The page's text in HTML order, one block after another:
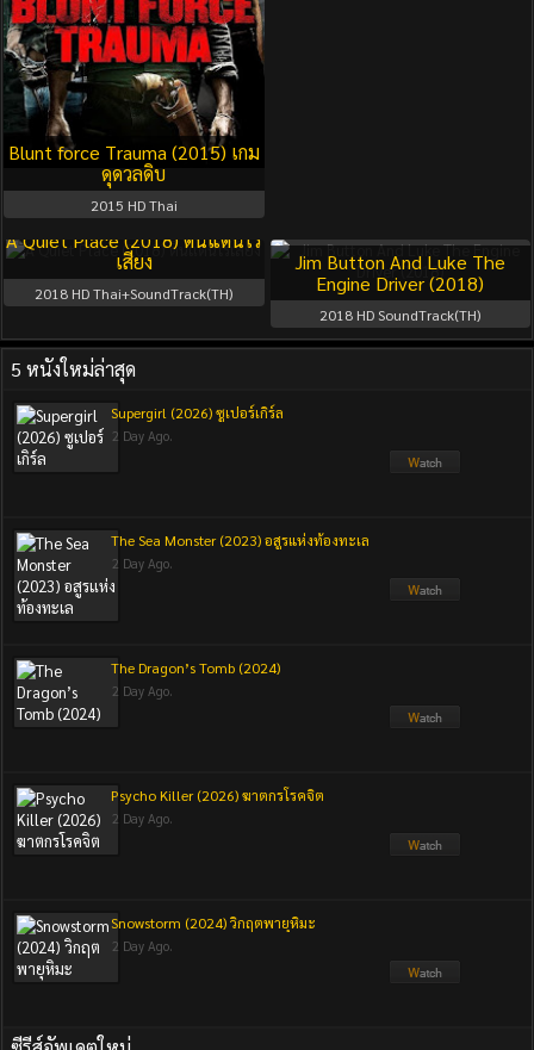
Blunt force Trauma (2015) เกม
ดุดวลดิบ
2015 HD Thai
A Quiet Place (2018) ดินแดนไร้
เสียง
2018 HD Thai+SoundTrack(TH)
Jim Button And Luke The
Engine Driver (2018)
2018 HD SoundTrack(TH)
5 หนังใหม่ล่าสุด
Supergirl (2026) ซูเปอร์เกิร์ล
2 Day Ago.
The Sea Monster (2023) อสูรแห่งท้องทะเล
2 Day Ago.
The Dragon’s Tomb (2024)
2 Day Ago.
Psycho Killer (2026) ฆาตกรโรคจิต
2 Day Ago.
Snowstorm (2024) วิกฤตพายุหิมะ
2 Day Ago.